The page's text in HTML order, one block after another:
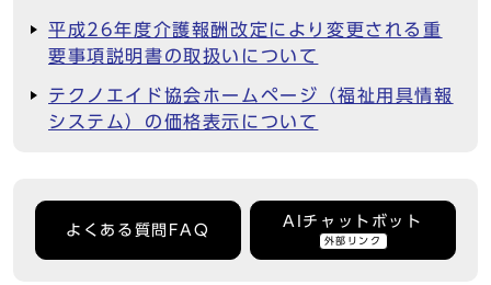
平成26年度介護報酬改定により変更される重
要事項説明書の取扱いについて
テクノエイド協会ホームページ（福祉用具情報
システム）の価格表示について
よくある質問FAQ
AIチャットボット
外部リンク